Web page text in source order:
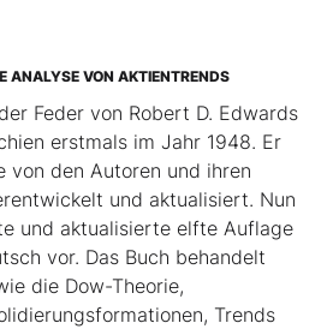
ANALYSE VON AKTIENTRENDS
Feder von Robert D. Edwards
erstmals im Jahr 1948. Er
von den Autoren und ihren
und aktualisiert. Nun
und aktualisierte elfte Auflage
vor. Das Buch behandelt
die Dow-Theorie,
Trends